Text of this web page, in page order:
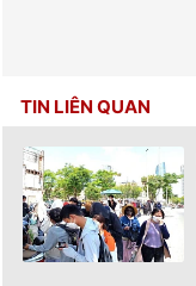
TIN LIÊN QUAN